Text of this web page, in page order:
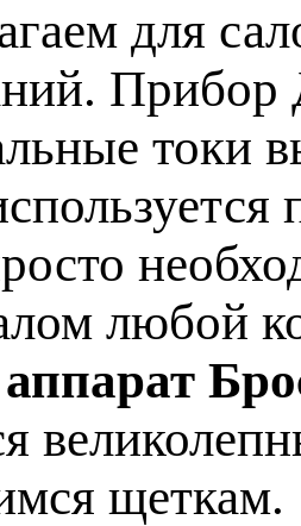
для
Прибор
токи
любой
аппарат
щеткам.